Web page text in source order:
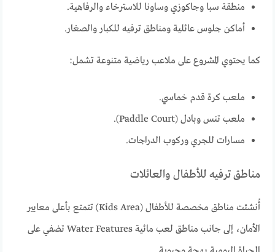
منطقة سبا وجاكوزي وساونا للاسترخاء والرفاهية.
أماكن جلوس عائلية ومناطق ترفيه للكبار والصغار.
كما يحتوي المشروع على ملاعب رياضية متنوعة تشمل:
ملعب كرة قدم خماسي.
ملعب تنس وبادل (Paddle Court).
مسارات للجري وركوب الدراجات.
مناطق ترفيه للأطفال والعائلات
أُنشئت مناطق مخصصة للأطفال (Kids Area) تتمتع بأعلى معايير
الأمان، إلى جانب مناطق لعب مائية Water Features تضفي على